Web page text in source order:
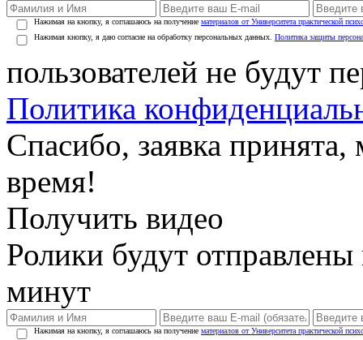
Нажимая на кнопку, я соглашаюсь на получение материалов от Университета практической
Нажимая кнопку, я даю согласие на обработку персональных данных. Политика защиты
пользователей не будут
Политика
Спасибо, заявка
время!
Получить видео
Ролики будут
минут
Нажимая на кнопку, я соглашаюсь на получение материалов от Университета практической